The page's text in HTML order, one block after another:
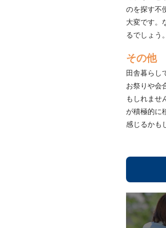
のを探す不
大変です。
るでしょう
その他
田舎暮らし
お祭りや会
もしれませ
が積極的に
感じるかも